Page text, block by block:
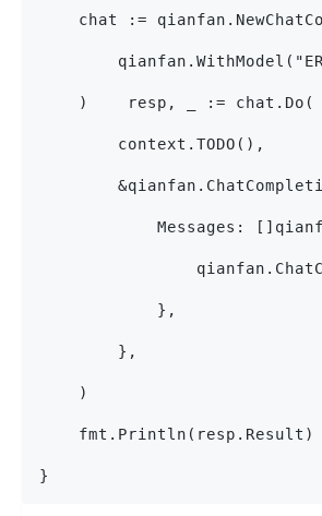
chat :=
    )    resp, _ := chat.Do(
        context.TODO(),
Messages:
            },
        },
    )
    fmt.Println(resp.Result)
}